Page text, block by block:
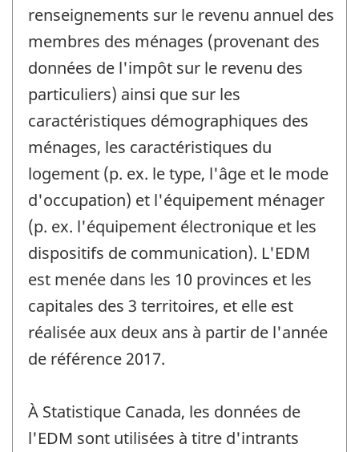
renseignements sur le revenu annuel des
membres des ménages (provenant des
données de l'impôt sur le revenu des
particuliers) ainsi que sur les
caractéristiques démographiques des
ménages, les caractéristiques du
logement (p. ex. le type, l'âge et le mode
d'occupation) et l'équipement ménager
(p. ex. l'équipement électronique et les
dispositifs de communication). L'EDM
est menée dans les 10 provinces et les
capitales des 3 territoires, et elle est
réalisée aux deux ans à partir de l'année
de référence 2017.
À Statistique Canada, les données de
l'EDM sont utilisées à titre d'intrants